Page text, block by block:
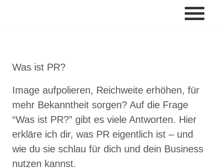
Was ist PR?
Image aufpolieren, Reichweite erhöhen, für
mehr Bekanntheit sorgen? Auf die Frage
“Was ist PR?” gibt es viele Antworten. Hier
erkläre ich dir, was PR eigentlich ist – und
wie du sie schlau für dich und dein Business
nutzen kannst.